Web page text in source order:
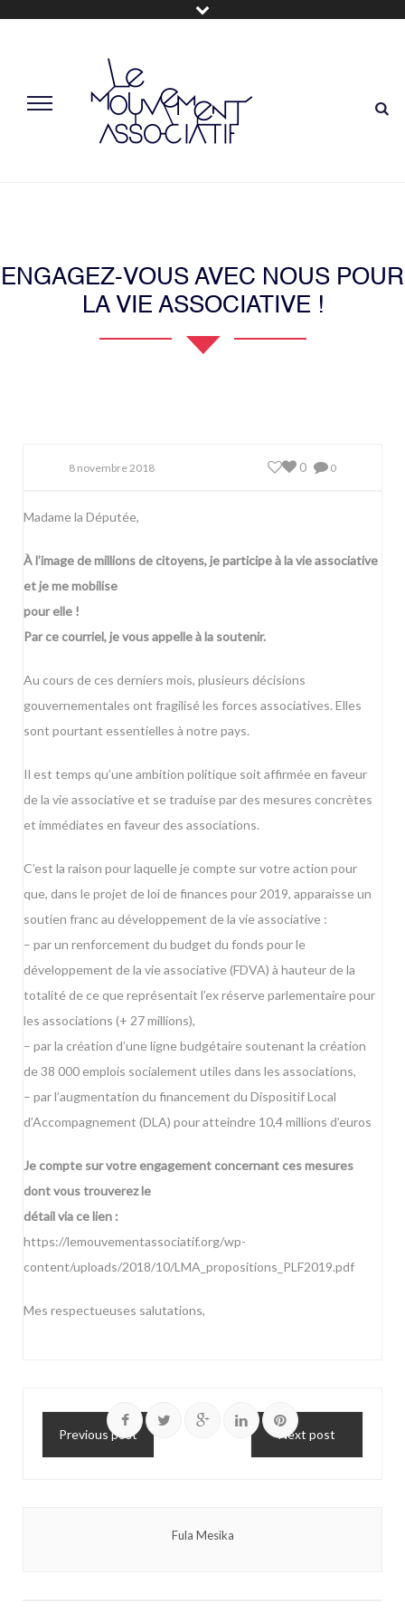
ENGAGEZ-VOUS AVEC NOUS POUR
LA VIE ASSOCIATIVE !
8 novembre 2018 0
0
Madame la Députée,
À l’image de millions de citoyens, je participe à la vie associative
et je me mobilise
pour elle !
Par ce courriel, je vous appelle à la soutenir.
Au cours de ces derniers mois, plusieurs décisions
gouvernementales ont fragilisé les forces associatives. Elles
sont pourtant essentielles à notre pays.
Il est temps qu’une ambition politique soit affirmée en faveur
de la vie associative et se traduise par des mesures concrètes
et immédiates en faveur des associations.
C’est la raison pour laquelle je compte sur votre action pour
que, dans le projet de loi de finances pour 2019, apparaisse un
soutien franc au développement de la vie associative :
– par un renforcement du budget du fonds pour le
développement de la vie associative (FDVA) à hauteur de la
totalité de ce que représentait l’ex réserve parlementaire pour
les associations (+ 27 millions),
– par la création d’une ligne budgétaire soutenant la création
de 38 000 emplois socialement utiles dans les associations,
– par l’augmentation du financement du Dispositif Local
d’Accompagnement (DLA) pour atteindre 10,4 millions d’euros
Je compte sur votre engagement concernant ces mesures
dont vous trouverez le
détail via ce lien :
https://lemouvementassociatif.org/wp-
content/uploads/2018/10/LMA_propositions_PLF2019.pdf
Mes respectueuses salutations,
Previous post Next post
Fula Mesika